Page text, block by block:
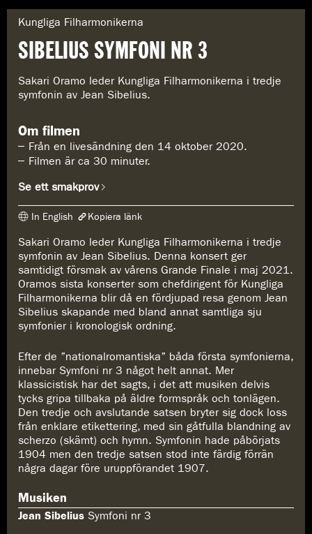
G
n
r
e
:
Kungliga Filharmonikerna
SIBELIUS SYMFONI NR 3
Sakari Oramo leder Kungliga Filharmonikerna i tredje
symfonin av Jean Sibelius.
Om filmen
Från en livesändning den 14 oktober 2020.
Filmen är ca 30 minuter.
Se ett smakprov
In English Kopiera länk
Länken har kopierats
https://www.konserthuset.se/play/sibelius-symfoni-nr-3/
Sakari Oramo leder Kungliga Filharmonikerna i tredje
symfonin av Jean Sibelius. Denna konsert ger
samtidigt försmak av vårens Grande Finale i maj 2021.
Oramos sista konserter som chefdirigent för Kungliga
Filharmonikerna blir då en fördjupad resa genom Jean
Sibelius skapande med bland annat samtliga sju
symfonier i kronologisk ordning.
Efter de ”nationalromantiska” båda första symfonierna,
innebar Symfoni nr 3 något helt annat. Mer
klassicistisk har det sagts, i det att musiken delvis
tycks gripa tillbaka på äldre formspråk och tonlägen.
Den tredje och avslutande satsen bryter sig dock loss
från enklare etikettering, med sin gåtfulla blandning av
scherzo (skämt) och hymn. Symfonin hade påbörjats
1904 men den tredje satsen stod inte färdig förrän
några dagar före uruppförandet 1907.
Musiken
Jean Sibelius Symfoni nr 3